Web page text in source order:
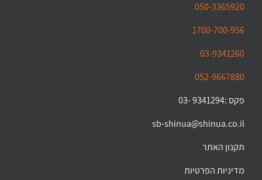
050-3365920
1700-700-956
03-9341260
052-9667880
פקס :9341294 -03
sb-shinua@shinua.co.il
תקנון האתר
מדיניות הפרטיות